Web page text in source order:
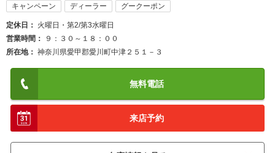
キャンペーン ディーラー グークーポン
定休日
火曜日・第2/第3水曜日
営業時間
９：３０～１８：００
所在地
神奈川県愛甲郡愛川町中津２５１－３
無料電話
来店予約